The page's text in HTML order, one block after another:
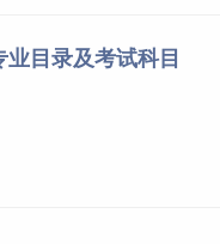
目录及考试科目